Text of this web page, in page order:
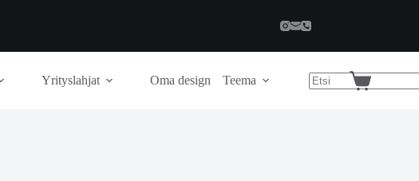
Yrityslahjat Oma design Teema
Shopping